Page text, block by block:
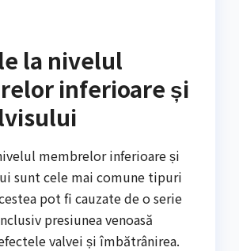
la nivelul
inferioare și
membrelor inferioare și
sunt cele mai comune tipuri
pot fi cauzate de o serie
presiunea venoasă
valvei și îmbătrânirea.